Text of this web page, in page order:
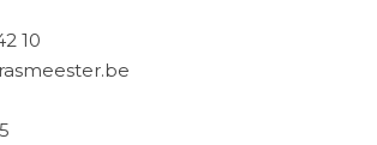
10